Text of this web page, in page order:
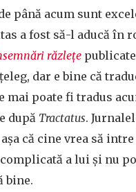
până acum sunt
a fost să-l aducă în
răzlețe
dar e bine că
mai poate fi tradus
după Tractatus.
că cine vrea să
a lui și nu
bine.